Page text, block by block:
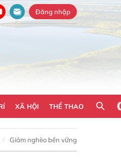
Đăng nhập
XÃ HỘI THỂ THAO
Giảm nghèo bền vững